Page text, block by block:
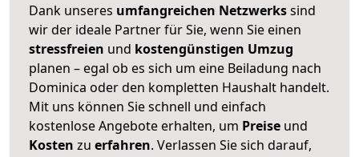
Dank unseres umfangreichen Netzwerkssind
wir der ideale Partner für Sie, wenn Sie einen
stressfreien und kostengünstigen Umzug
planen – egal ob es sich um eine Beiladung nach
Dominica oder den kompletten Haushalt handelt.
Mit uns können Sie schnell und einfach
kostenlose Angebote erhalten, um Preise und
Kosten zu erfahren. Verlassen Sie sich darauf,